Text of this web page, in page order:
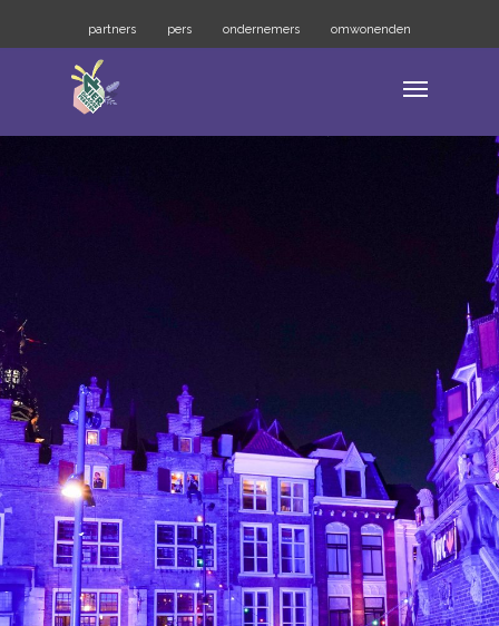
partners pers ondernemers omwonenden